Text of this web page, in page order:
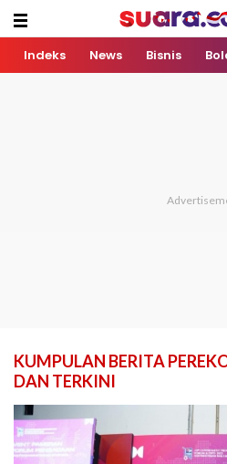
Indeks News Bisnis
KUMPULAN BERITA
DAN TERKINI